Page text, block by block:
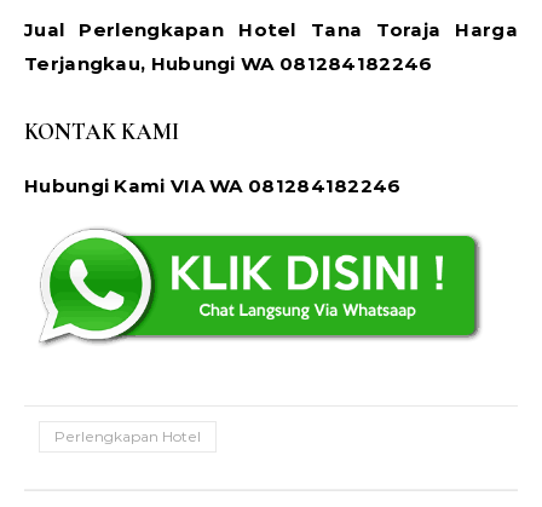
Jual Perlengkapan Hotel Tana Toraja Harga
Terjangkau, Hubungi WA 081284182246
KONTAK KAMI
Hubungi Kami VIA WA 081284182246
Perlengkapan Hotel